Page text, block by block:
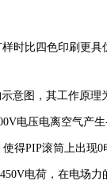
时比四色印刷更
意图，其工作原
电压电离空气产
得PIP滚筒上出现
电荷，在电场